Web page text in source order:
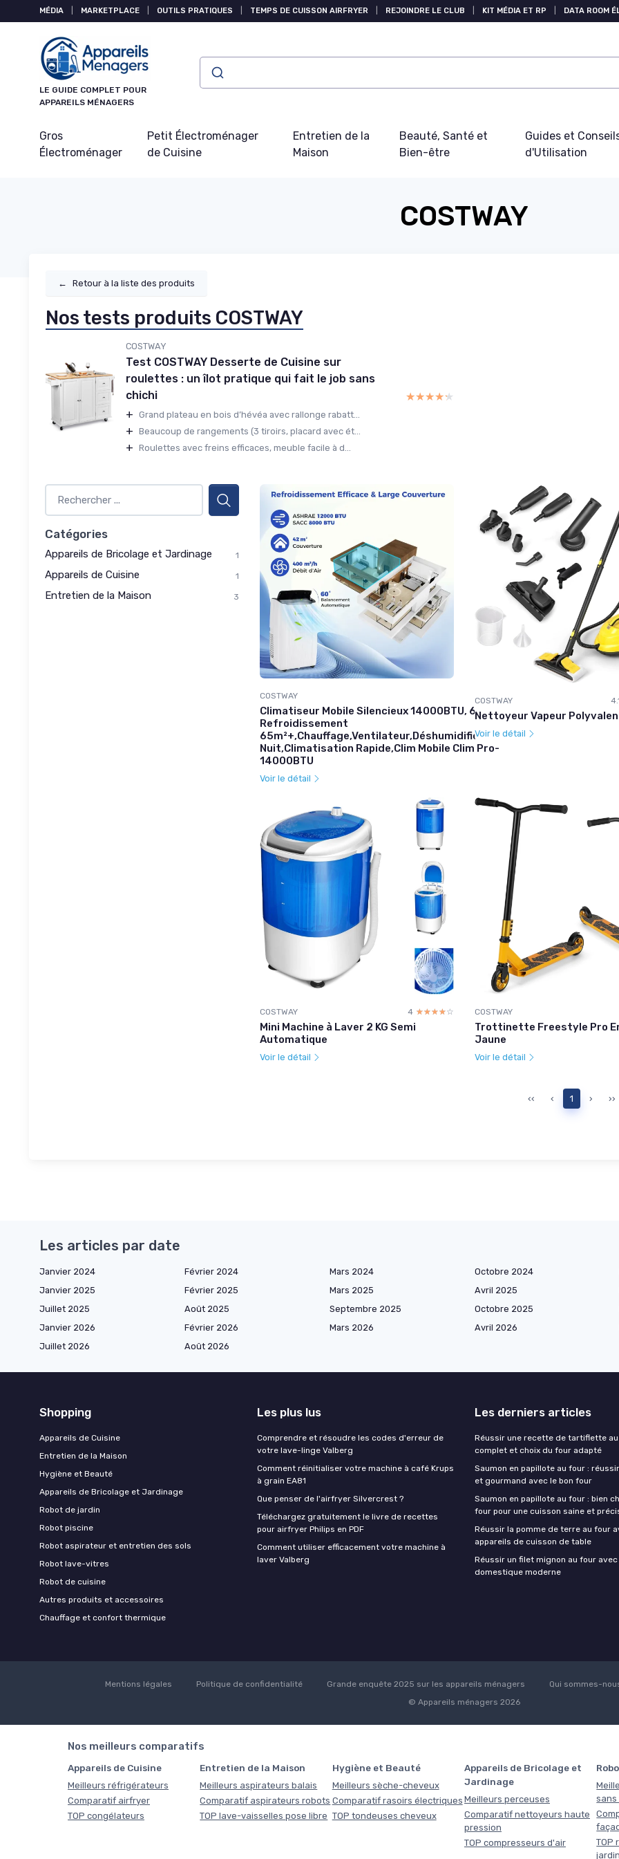
MÉDIA MARKETPLACE OUTILS PRATIQUES TEMPS DE CUISSON AIRFRYER REJOINDRE LE CLUB KIT MÉDIA ET RP DATA ROOM
LE GUIDE COMPLET POUR
APPAREILS MÉNAGERS
Gros
Électroménager
Petit Électroménager
de Cuisine
Entretien de la
Maison
Beauté, Santé et
Bien-être
Guides et
d'Utilisation
COSTWAY
← Retour à la liste des produits
Nos tests produits COSTWAY
COSTWAY
Test COSTWAY Desserte de Cuisine sur
roulettes : un îlot pratique qui fait le job sans
chichi
+ Grand plateau en bois d’hévéa avec rallonge rabatt...
+ Beaucoup de rangements (3 tiroirs, placard avec ét...
+ Roulettes avec freins efficaces, meuble facile à d...
★★★★★
★★★★★
Catégories
Appareils de Bricolage et Jardinage 1
Appareils de Cuisine 1
Entretien de la Maison 3
COSTWAY
Climatiseur Mobile Silencieux 14000BTU, 6 EN 1,
Refroidissement
65m²+,Chauffage,Ventilateur,Déshumidificateur,Mode
Nuit,Climatisation Rapide,Clim Mobile Clim Pro-
14000BTU
Voir le détail
COSTWAY
Nettoyeur Vapeur
Voir le détail
COSTWAY 4 ☆☆☆☆☆
★★★★★
Mini Machine à Laver 2 KG Semi
Automatique
Voir le détail
COSTWAY
Trottinette Freestyle Pro
Jaune
Voir le détail
‹‹ ‹ 1 › ››
Les articles par date
Janvier 2024 Février 2024 Mars 2024 Octobre 2024
Janvier 2025
Février 2025 Mars 2025 Avril 2025
Juillet 2025
Août 2025 Septembre 2025 Octobre 2025
Janvier 2026
Février 2026 Mars 2026 Avril 2026
Juillet 2026
Août 2026
Shopping
Appareils de Cuisine
Entretien de la Maison
Hygiène et Beauté
Appareils de Bricolage et Jardinage
Robot de jardin
Robot piscine
Robot aspirateur et entretien des sols
Robot lave-vitres
Robot de cuisine
Autres produits et accessoires
Chauffage et confort thermique
Les plus lus
Comprendre et résoudre les codes d'erreur de
votre lave-linge Valberg
Comment réinitialiser votre machine à café Krups
à grain EA81
Que penser de l'airfryer Silvercrest ?
Téléchargez gratuitement le livre de recettes
pour airfryer Philips en PDF
Comment utiliser efficacement votre machine à
laver Valberg
Les derniers articles
Réussir une recette de tartiflette
complet et choix du four adapté
Saumon en papillote au four :
et gourmand avec le bon four
Saumon en papillote au four : bien
four pour une cuisson saine et
Réussir la pomme de terre au four
appareils de cuisson de table
Réussir un filet mignon au four
domestique moderne
Mentions légales Politique de confidentialité Grande enquête 2025 sur les appareils ménagers Qui sommes-
© Appareils ménagers 2026
Nos meilleurs comparatifs
Appareils de Cuisine
Meilleurs réfrigérateurs
Comparatif airfryer
TOP congélateurs
Entretien de la Maison
Meilleurs aspirateurs balais
Comparatif aspirateurs robots
TOP lave-vaisselles pose libre
Hygiène et Beauté
Meilleurs sèche-cheveux
Comparatif rasoirs électriques
TOP tondeuses cheveux
Appareils de Bricolage et
Jardinage
Meilleurs perceuses
Comparatif nettoyeurs haute
pression
TOP compresseurs d'air
sans
TOP
jardin
Panneau de gestion des cookies